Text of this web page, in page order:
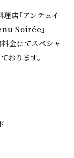
店「アンテュイ
Soirée」
料金にてスペシャ
おります。